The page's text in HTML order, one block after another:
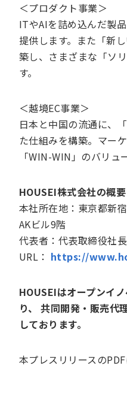
＜プロダクト事業＞
ITやAIを詰め込んだ製
提供します。また「新
築し、さまざまな「ソ
す。
＜越境EC事業＞
日本と中国の流通に、
た仕組みを構築。マー
「WIN-WIN」のバリュ
HOUSEI株式会社の概要
本社所在地：東京都新
AKビル9階
代表者：代表取締役社
URL： https://
HOUSEIはオープンイ
り、 共同開発・販売代
しております。
本プレスリリースの